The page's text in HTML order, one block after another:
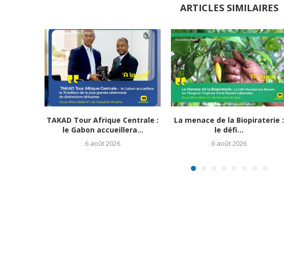
ARTICLES SIMILAIRES
TAKAD Tour Afrique Centrale :
le Gabon accueillera...
6 août 2026
La menace de la Biopiraterie :
le défi...
6 août 2026